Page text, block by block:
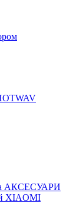
АКСЕСУАРИ
XIAOMI